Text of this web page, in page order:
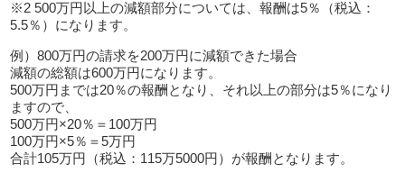
※2 500万円以上の減額部分については、報酬は5％（税込：
5.5％）になります。
例）800万円の請求を200万円に減額できた場合
減額の総額は600万円になります。
500万円までは20％の報酬となり、それ以上の部分は5％になり
ますので、
500万円×20％＝100万円
100万円×5％＝5万円
合計105万円（税込：115万5000円）が報酬となります。